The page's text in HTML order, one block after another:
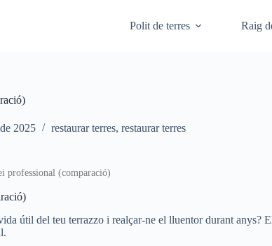
Polit de terres
Raig
2025 restaurar terres, restaurar terres
professional (comparació)
útil del teu terrazzo i realçar-ne el lluentor durant anys?